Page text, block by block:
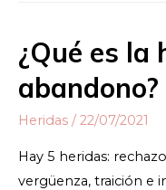
¿Qué es la
abandono?
Heridas /22/07/2021
Hay 5 heridas:
vergüenza, traición e